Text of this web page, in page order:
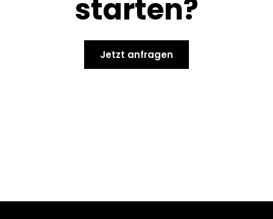
starten?
Jetzt anfragen